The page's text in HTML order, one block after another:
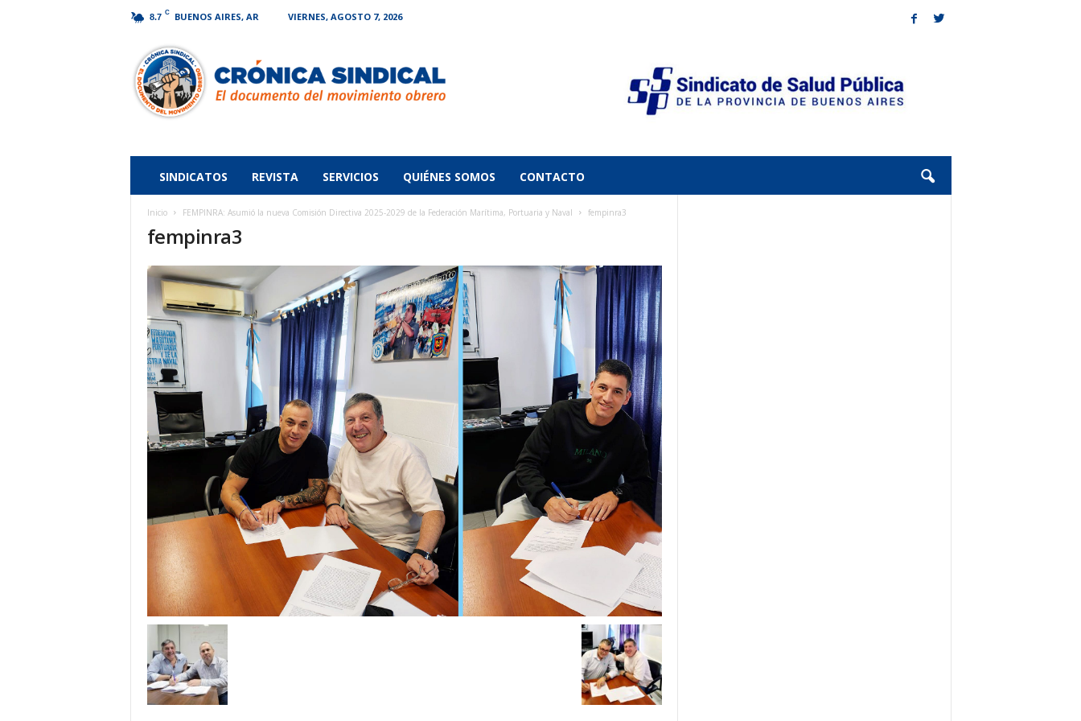
8.7 C BUENOS AIRES, AR VIERNES, AGOSTO 7, 2026
Sindical
SINDICATOS REVISTA SERVICIOS QUIÉNES SOMOS CONTACTO
Inicio FEMPINRA: Asumió la nueva Comisión Directiva 2025-2029 de la Federación Marítima, Portuaria y Naval fempinra3
fempinra3